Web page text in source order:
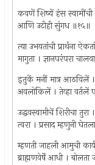
कवणें शिष्यें हंस स्वामींची
आणि उटीही सुंगध ॥१५॥
त्या उभयतांची प्रार्थना
मागुता । ज्ञानपरंपरा
इतुकें मनीं मात्र आठविलें ।
अवलोकिलें । तेव्हा
उद्धवस्वामीचें शिरीचा
त्वरा । प्रसाद म्हणुनी
म्हणती जाहली आमुची
ब्राह्मणवेर्षें आधी ।